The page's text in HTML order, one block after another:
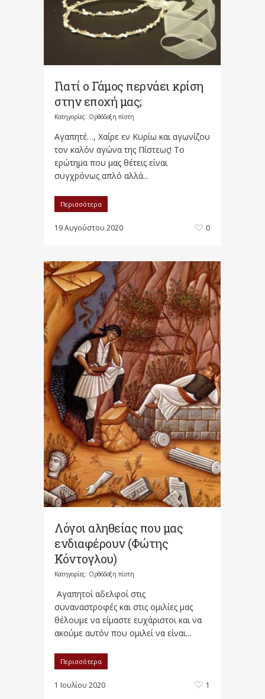
Γιατί ο Γάμος περνάει κρίση
στην εποχή μας;
Κατηγορίες: Ορθόδοξη πίστη
Αγαπητέ…, Χαίρε εν Κυρίω και αγωνίζου
τον καλόν αγώνα της Πίστεως! Το
ερώτημα που μας θέτεις είναι
συγχρόνως απλό αλλά...
Περισσότερα
19 Αυγούστου 2020 0
Λόγοι αληθείας που μας
ενδιαφέρουν (Φώτης
Κόντογλου)
Κατηγορίες: Ορθόδοξη πίστη
Αγαπητοί αδελφοί στις
συναναστροφές και στις ομιλίες μας
θέλουμε να είμαστε ευχάριστοι και να
ακούμε αυτόν που ομιλεί να είναι...
Περισσότερα
1 Ιουλίου 2020 1